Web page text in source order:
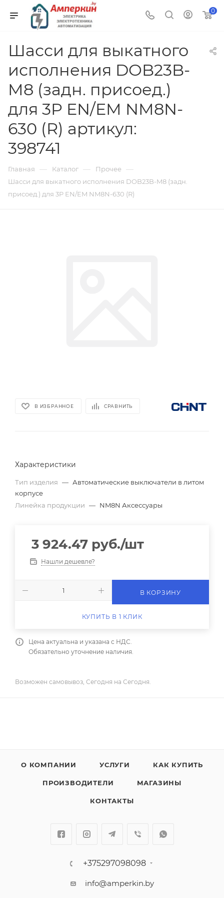
0
Шасси для выкатного
исполнения DOB23B-
M8 (задн. присоед.)
для 3P EN/EM NM8N-
630 (R) артикул:
398741
Главная — Каталог — Прочее —
Шасси для выкатного исполнения DOB23B-M8 (задн.
присоед.) для 3P EN/EM NM8N-630 (R)
В ИЗБРАННОЕ СРАВНИТЬ
Характеристики
Тип изделия — Автоматические выключатели в литом
корпусе
Линейка продукции — NM8N Аксессуары
3 924.47 руб./шт
Нашли дешевле?
В КОРЗИНУ
КУПИТЬ В 1 КЛИК
Цена актуальна и указана с НДС.
Обязательно уточнение наличия.
Возможен самовывоз, Сегодня на Сегодня.
О КОМПАНИИ УСЛУГИ КАК КУПИТЬ
ПРОИЗВОДИТЕЛИ МАГАЗИНЫ
КОНТАКТЫ
+375297098098
info@amperkin.by